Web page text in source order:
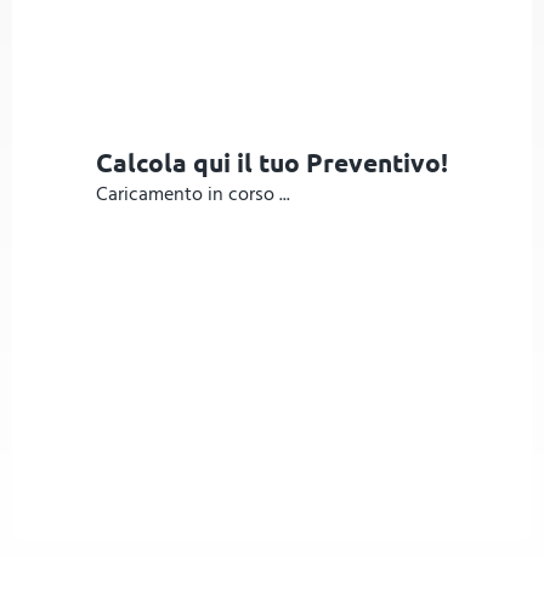
Calcola qui il tuo Preventivo!
Caricamento in corso ...